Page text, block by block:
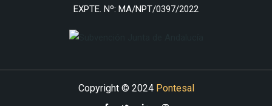
EXPTE. Nº: MA/NPT/0397/2022
Copyright © 2024 Pontesal